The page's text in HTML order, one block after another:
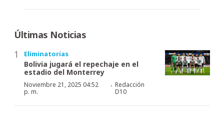
Últimas Noticias
Eliminatorias
Bolivia jugará el repechaje en el
estadio del Monterrey
Noviembre 21, 2025 04:52
p. m.
·Redacción
D10